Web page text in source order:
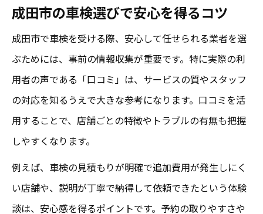
成田市で安心できる車検選びのコツとは
車検の口コミを活用した人気店の見つけ方
成田市の車検サービス比較と安心の選択
人気車検サービスは口コミで決まる理由
成田市で安心できる車検は口コミが決め手
口コミで見抜く成田市の車検信頼度
成田市の車検選びで安心を得るコツ
成田市で車検を受ける際、安心して任せられる業者を選
ぶためには、事前の情報収集が重要です。特に実際の利
用者の声である「口コミ」は、サービスの質やスタッフ
の対応を知るうえで大きな参考になります。口コミを活
用することで、店舗ごとの特徴やトラブルの有無も把握
しやすくなります。
例えば、車検の見積もりが明確で追加費用が発生しにく
い店舗や、説明が丁寧で納得して依頼できたという体験
談は、安心感を得るポイントです。予約の取りやすさや